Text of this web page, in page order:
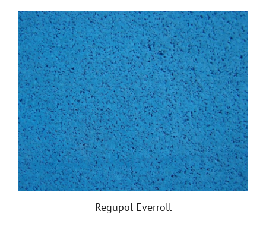
Regupol Everroll